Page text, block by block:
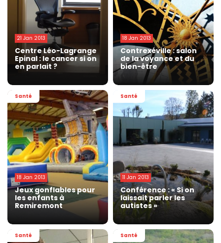
21 Jan 2013
Centre Léo-Lagrange
Epinal : le cancer si on
en parlait ?
18 Jan 2013
Contrexéville : salon
de la voyance et du
bien-être
Santé
18 Jan 2013
Jeux gonflables pour
les enfants à
Remiremont
Santé
11 Jan 2013
Conférence : « Si on
laissait parler les
autistes »
Santé Santé